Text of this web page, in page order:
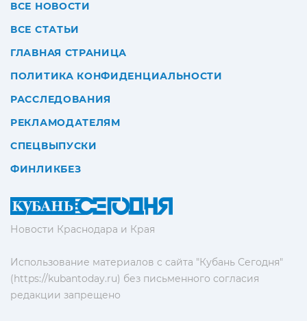
Новости Краснодара и Края
Использование материалов с сайта "Кубань Сегодня"
(https://kubantoday.ru) без письменного согласия
редакции запрещено
ВСЕ НОВОСТИ
ВСЕ СТАТЬИ
ГЛАВНАЯ СТРАНИЦА
ПОЛИТИКА КОНФИДЕНЦИАЛЬНОСТИ
РАССЛЕДОВАНИЯ
РЕКЛАМОДАТЕЛЯМ
СПЕЦВЫПУСКИ
ФИНЛИКБЕЗ